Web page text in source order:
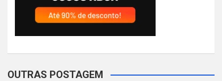
OUTRAS POSTAGEM